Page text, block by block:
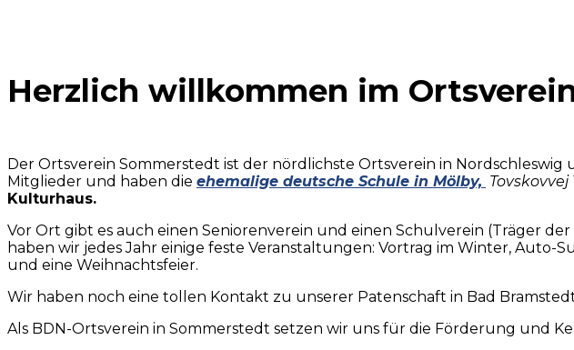
Herzlich willkommen im
Der Ortsverein Sommerstedt ist der nördlichste Ortsverein in Nordschleswig
Mitglieder und haben die ehemalige deutsche Schule in Mölby, Tovskovvej
Kulturhaus.
Vor Ort gibt es auch einen Seniorenverein und einen Schulverein (Träger
haben wir jedes Jahr einige feste Veranstaltungen: Vortrag im Winter,
und eine Weihnachtsfeier.
Wir haben noch eine tollen Kontakt zu unserer Patenschaft in Bad
Als BDN-Ortsverein in Sommerstedt setzen wir uns für die Förderung und